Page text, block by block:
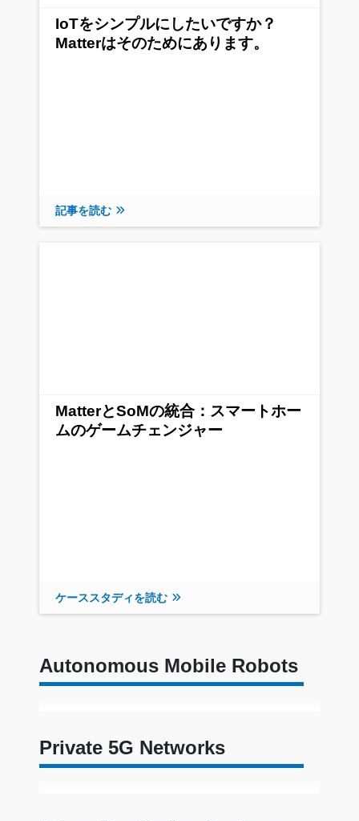
IoTをシンプルにしたいですか？
Matterはそのためにあります。
記事を読む
MatterとSoMの統合：スマートホー
ムのゲームチェンジャー
ケーススタディを読む
Autonomous Mobile Robots
Private 5G Networks